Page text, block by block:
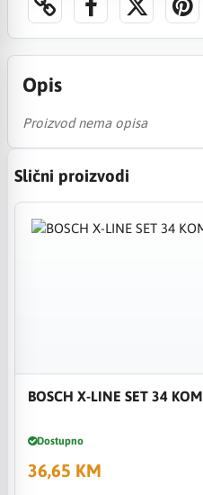
Opis
Proizvod nema opisa
Slični proizvodi
BOSCH X-LINE SET 34 KOM
Dostupno
36,65 KM